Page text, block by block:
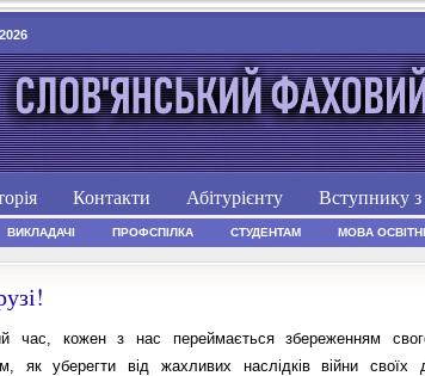
Контакти Абітурієнту Вступнику
ВИКЛАДАЧІ ПРОФСПІЛКА СТУДЕНТАМ МОВА
час, кожен з нас переймається збереженням
як уберегти від жахливих наслідків війни своїх